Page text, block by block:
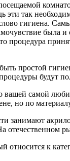
эти так
гигиена.
была и
процедура
простой
будут
вашей самой
но по
занимают
отечественном
относится к